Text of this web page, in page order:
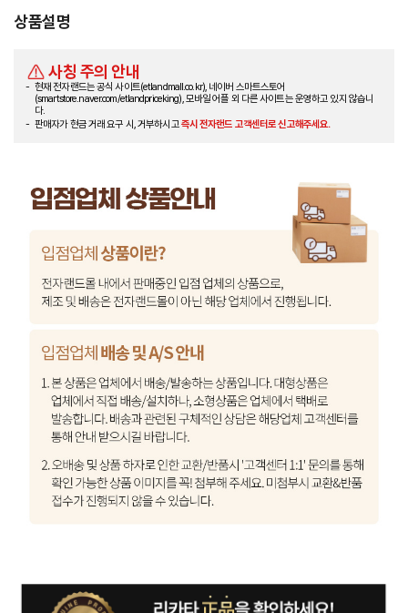
상품설명
사칭 주의 안내
현재 전자랜드는 공식 사이트(etlandmall.co.kr), 네이버 스마트스토어
(smartstore.naver.com/etlandpriceking), 모바일 어플 외 다른 사이트는 운영하고 있지 않습니
다.
판매자가 현금 거래 요구 시, 거부하시고즉시 전자랜드 고객센터로 신고해주세요.